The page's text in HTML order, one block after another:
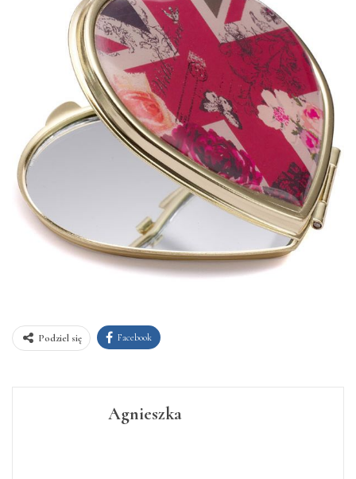
Podziel się Facebook
Agnieszka